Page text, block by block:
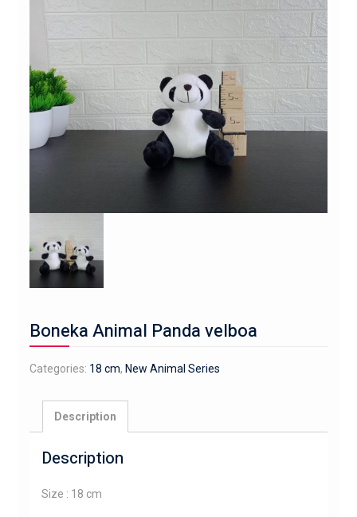
Boneka Animal Panda velboa
Categories: 18 cm, New Animal Series
Description
Description
Size : 18 cm